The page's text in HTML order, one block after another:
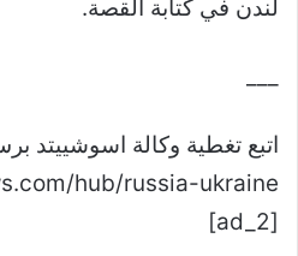
لندن في كتابة القصة.
اتبع تغطية وكالة اسوشييتد
hub/russia-ukraine
[ad_2]